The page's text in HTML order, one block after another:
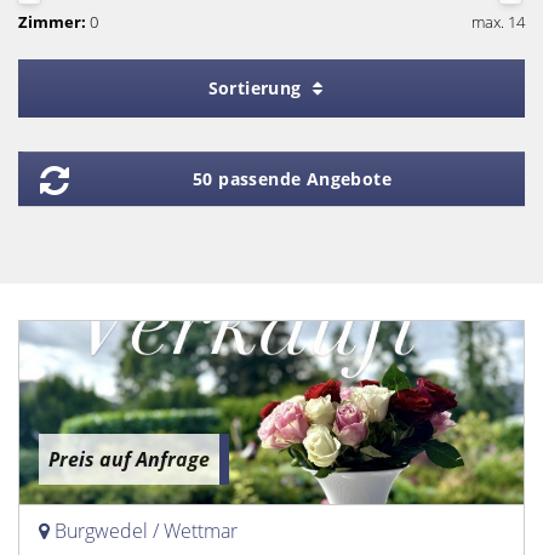
Zimmer: 0 max. 14
Sortierung
50 passende Angebote
Preis auf Anfrage
Burgwedel / Wettmar